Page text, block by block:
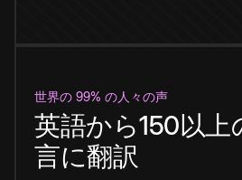
世界の 99% の人々の声
英語から150以上
言に翻訳